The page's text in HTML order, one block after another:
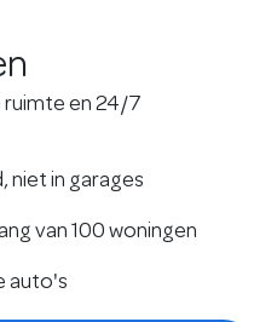
ruimte en 24/7
niet in garages
van 100 woningen
auto's